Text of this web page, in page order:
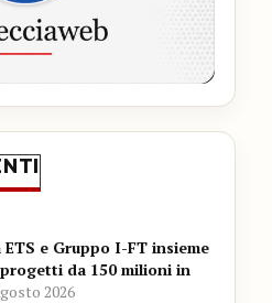
e Gruppo I-FT insieme
da 150 milioni in
2026